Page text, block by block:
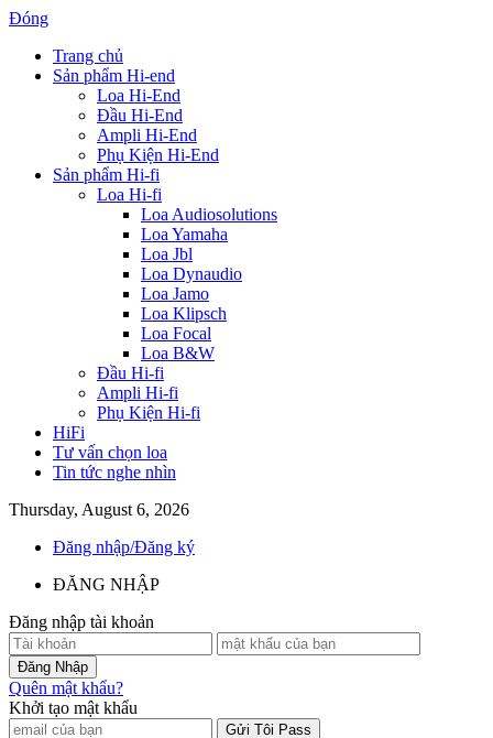
Đóng
Trang chủ
Sản phẩm Hi-end
Loa Hi-End
Đầu Hi-End
Ampli Hi-End
Phụ Kiện Hi-End
Sản phẩm Hi-fi
Loa Hi-fi
Loa Audiosolutions
Loa Yamaha
Loa Jbl
Loa Dynaudio
Loa Jamo
Loa Klipsch
Loa Focal
Loa B&W
Đầu Hi-fi
Ampli Hi-fi
Phụ Kiện Hi-fi
HiFi
Tư vấn chọn loa
Tin tức nghe nhìn
Thursday, August 6, 2026
Đăng nhập/Đăng ký
ĐĂNG NHẬP
Đăng nhập tài khoản
Quên mật khẩu?
Khởi tạo mật khẩu